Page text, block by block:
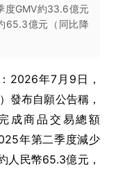
度GMV約33.6億元
65.3億元（同比降
2026年7月9日，
發布自願公告稱，
成商品交易總額
年第二季度減少
人民幣65.3億元，